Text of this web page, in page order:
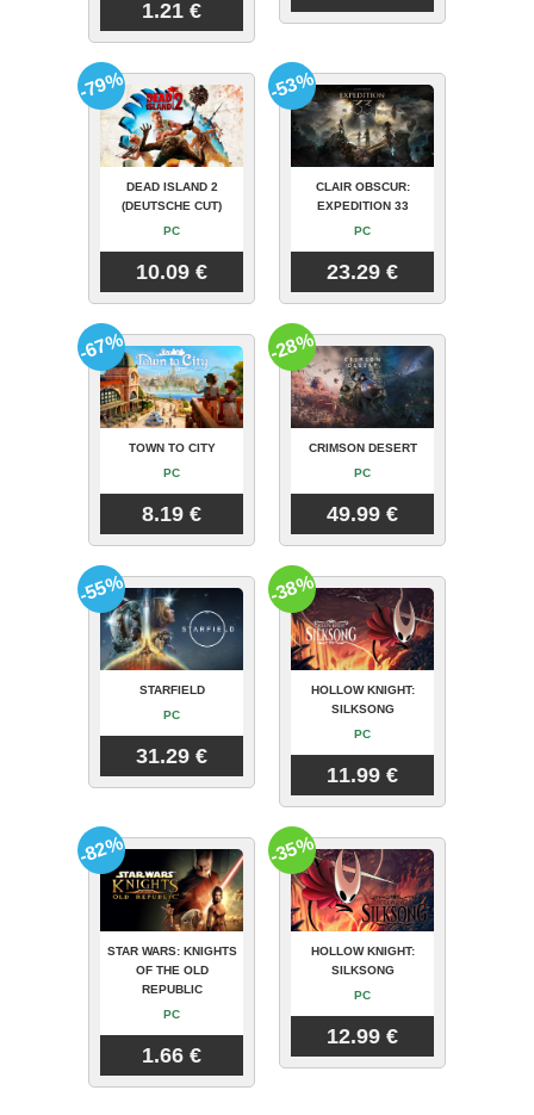
1.21 €
DEAD ISLAND 2
(DEUTSCHE CUT)
PC
10.09 €
-79%
CLAIR OBSCUR:
EXPEDITION 33
PC
23.29 €
-53%
TOWN TO CITY
PC
8.19 €
-67%
CRIMSON DESERT
PC
49.99 €
-28%
STARFIELD
PC
31.29 €
-55%
HOLLOW KNIGHT:
SILKSONG
PC
11.99 €
-38%
STAR WARS: KNIGHTS
OF THE OLD
REPUBLIC
PC
1.66 €
-82%
HOLLOW KNIGHT:
SILKSONG
PC
12.99 €
-35%